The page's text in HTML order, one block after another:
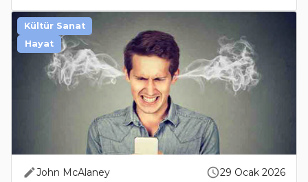
John McAlaney 29 Ocak 2026
Kültür Sanat
Hayat